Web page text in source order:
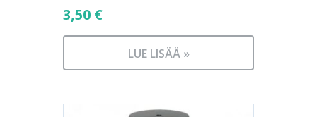
3,50 €
LUE LISÄÄ »